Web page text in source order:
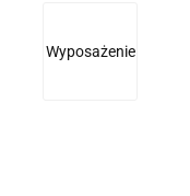
Wyposażenie